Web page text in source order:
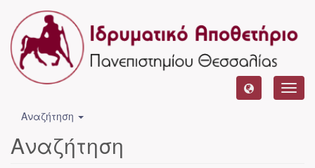
Αναζήτηση
Αναζήτηση